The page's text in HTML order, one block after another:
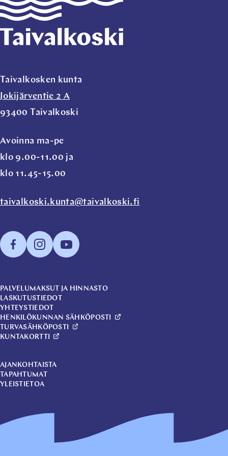
Taivalkosken kunta
Jokijärventie 2 A
93400 Taivalkoski
Avoinna ma-pe
klo 9.00-11.00 ja
klo 11.45-15.00
taivalkoski.kunta@taivalkoski.fi
PALVELUMAKSUT JA HINNASTO
LASKUTUSTIEDOT
YHTEYSTIEDOT
HENKILÖKUNNAN SÄHKÖPOSTI
TURVASÄHKÖPOSTI
KUNTAKORTTI
AJANKOHTAISTA
TAPAHTUMAT
YLEISTIETOA